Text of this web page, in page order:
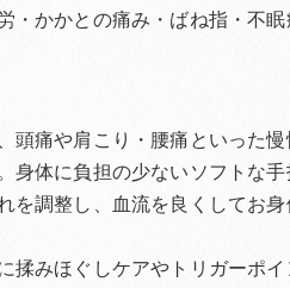
・かかとの痛み・ばね指・不眠
頭痛や肩こり・腰痛といった
身体に負担の少ないソフトな
を調整し、血流を良くしてお
揉みほぐしケアやトリガーポ